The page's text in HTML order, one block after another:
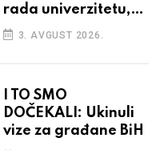
rada univerzitetu,
provedba sudskih
odluka
3. AVGUST 2026.
I TO SMO
DOČEKALI: Ukinuli
vize za građane BiH